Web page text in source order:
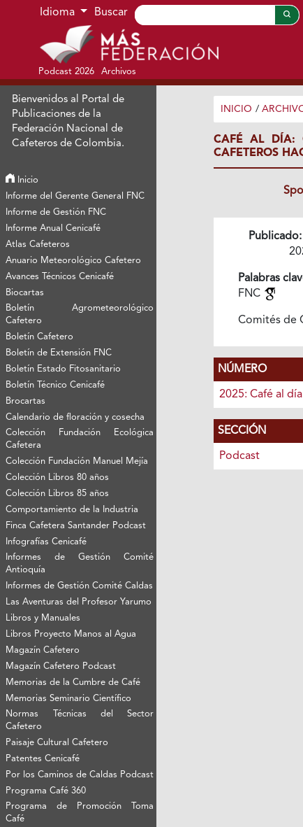
Ir al menú de navegación principal
Ir al contenido principal
Ir al pie de página del sitio
Idioma Buscar
Podcast 2026 Archivos
Bienvenidos al Portal de
Publicaciones de la
Federación Nacional de
Cafeteros de Colombia.
Inicio
Informe del Gerente General FNC
Informe de Gestión FNC
Informe Anual Cenicafé
Atlas Cafeteros
Anuario Meteorológico Cafetero
Avances Técnicos Cenicafé
Biocartas
Boletín Agrometeorológico
Cafetero
Boletín Cafetero
Boletín de Extensión FNC
Boletín Estado Fitosanitario
Boletín Técnico Cenicafé
Brocartas
Calendario de floración y cosecha
Colección Fundación Ecológica
Cafetera
Colección Fundación Manuel Mejía
Colección Libros 80 años
Colección Libros 85 años
Comportamiento de la Industria
Finca Cafetera Santander Podcast
Infografías Cenicafé
Informes de Gestión Comité
Antioquía
Informes de Gestión Comité Caldas
Las Aventuras del Profesor Yarumo
Libros y Manuales
Libros Proyecto Manos al Agua
Magazín Cafetero
Magazín Cafetero Podcast
Memorias de la Cumbre de Café
Memorias Seminario Científico
Normas Técnicas del Sector
Cafetero
Paisaje Cultural Cafetero
Patentes Cenicafé
Por los Caminos de Caldas Podcast
Programa Café 360
Programa de Promoción Toma
Café
INICIO /
CAFÉ AL DÍA:
CAFETEROS
Publicado:
Palabras
FNC
Comités de
NÚMERO
2025: Café al día
SECCIÓN
Podcast